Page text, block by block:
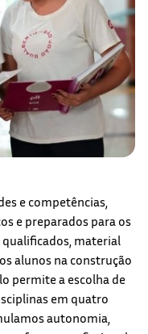
e competências,
e preparados para os
material
alunos na construção
permite a escolha de
em quatro
autonomia,